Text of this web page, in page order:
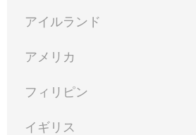
アイルランド
アメリカ
フィリピン
イギリス